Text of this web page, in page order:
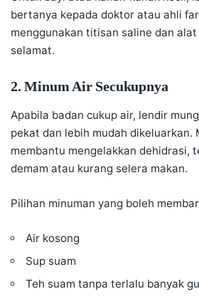
bertanya kepada doktor atau ahli
menggunakan titisan saline dan
selamat.
2. Minum Air Secukupnya
Apabila badan cukup air, lendir
pekat dan lebih mudah dikeluarkan.
membantu mengelakkan dehidrasi,
demam atau kurang selera makan.
Pilihan minuman yang boleh
Air kosong
Sup suam
Teh suam tanpa terlalu banyak